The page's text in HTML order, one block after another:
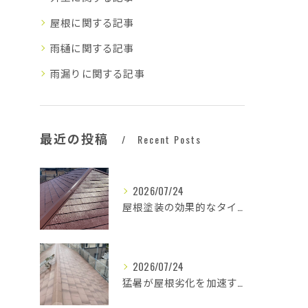
屋根に関する記事
雨樋に関する記事
雨漏りに関する記事
最近の投稿 Recent Posts
2026/07/24
屋根塗装の効果的なタイミングとは
2026/07/24
猛暑が屋根劣化を加速する原因とは